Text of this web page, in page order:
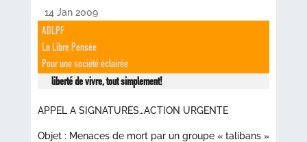
14 Jan 2009
ADLPF
La Libre Pensée
Pour une société éclairée
liberté de vivre, tout simplement!
APPEL A SIGNATURES…ACTION URGENTE
Objet : Menaces de mort par un groupe « talibans »